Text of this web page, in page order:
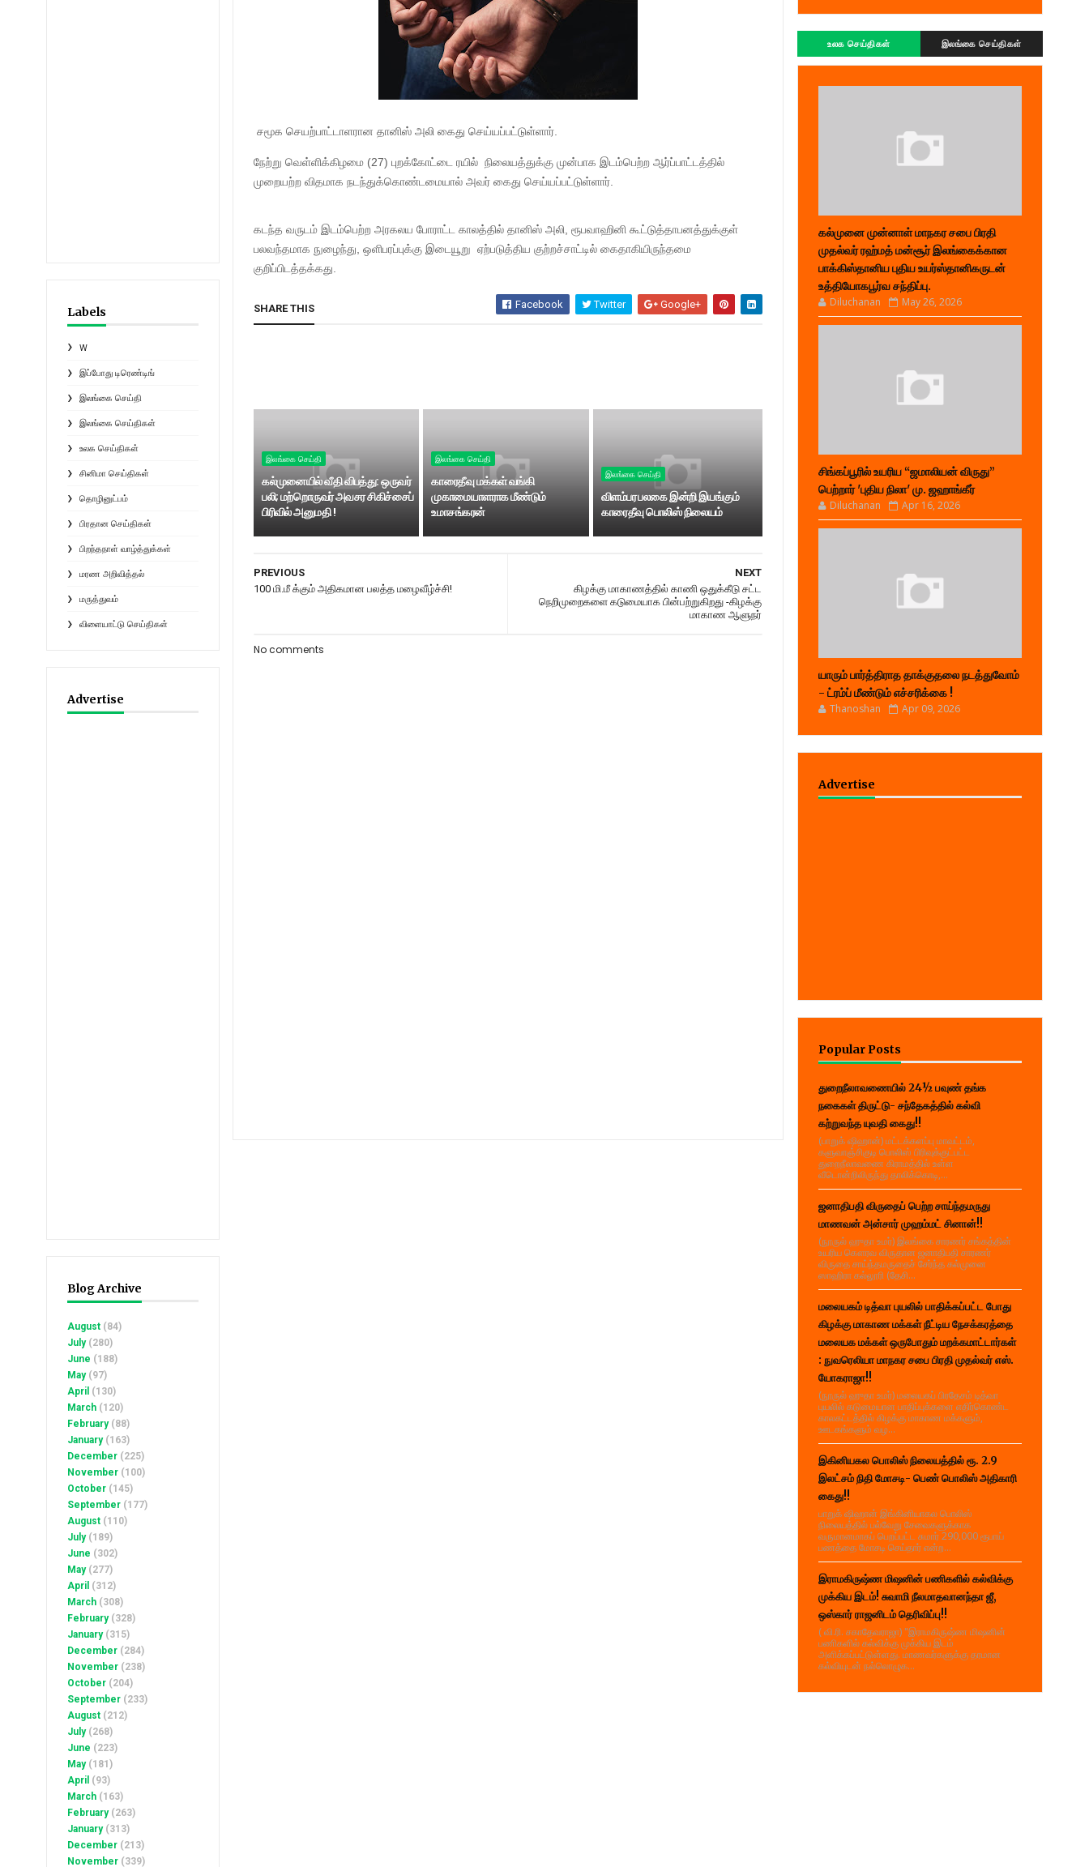
Labels
W
இப்போது டிரெண்டிங்
இலங்கை செய்தி
இலங்கை செய்திகள்
உலக செய்திகள்
சினிமா செய்திகள்
தொழினுட்பம்
பிரதான செய்திகள்
பிறந்தநாள் வாழ்த்துக்கள்
மரண அறிவித்தல்
மருத்துவம்
விளையாட்டு செய்திகள்
Advertise
Blog Archive
August (84)
July(280)
June (188)
May(97)
April (130)
March (120)
February(88)
January(163)
December (225)
November (100)
October (145)
September (177)
August (110)
July(189)
June (302)
May(277)
April (312)
March (308)
February(328)
January(315)
December (284)
November (238)
October (204)
September (233)
August (212)
July(268)
June (223)
May(181)
April (93)
March (163)
February(263)
January(313)
December (213)
November (339)
சமூக செயற்பாட்டாளரான தானிஸ் அலி கைது செய்யப்பட்டுள்ளார்.
நேற்று வெள்ளிக்கிழமை (27) புறக்கோட்டை ரயில் நிலையத்துக்கு முன்பாக இடம்பெற்ற ஆர்ப்பாட்டத்தில்
முறையற்ற விதமாக நடந்துக்கொண்டமையால் அவர் கைது செய்யப்பட்டுள்ளார்.
கடந்த வருடம் இடம்பெற்ற அரகலய போராட்ட காலத்தில் தானிஸ் அலி, ரூபவாஹினி கூட்டுத்தாபனத்துக்குள்
பலவந்தமாக நுழைந்து, ஒளிபரப்புக்கு இடையூறு ஏற்படுத்திய குற்றச்சாட்டில் கைதாகியிருந்தமை
குறிப்பிடத்தக்கது.
SHARE THIS Facebook Twitter Google+
இலங்கை செய்தி
கல்முனையில் வீதி விபத்து: ஒருவர்
பலி; மற்றொருவர் அவசர சிகிச்சைப்
பிரிவில் அனுமதி !
இலங்கை செய்தி
காரைதீவு மக்கள் வங்கி
முகாமையாளராக மீண்டும்
உமாசங்கரன்
இலங்கை செய்தி
விளம்பர பலகை இன்றி இயங்கும்
காரைதீவு பொலிஸ் நிலையம்
NEXT
கிழக்கு மாகாணத்தில் காணி ஒதுக்கீடு சட்ட
நெறிமுறைகளை கடுமையாக பின்பற்றுகிறது -கிழக்கு
மாகாண ஆளுநர்
PREVIOUS
100 மி.மீ க்கும் அதிகமான பலத்த மழைவீழ்ச்சி!
No comments
உலக செய்திகள் இலங்கை செய்திகள்
கல்முனை முன்னாள் மாநகர சபை பிரதி
முதல்வர் ரஹ்மத் மன்சூர் இலங்கைக்கான
பாக்கிஸ்தானிய புதிய உயர்ஸ்தானிகருடன்
உத்தியோகபூர்வ சந்திப்பு.
Diluchanan May 26, 2026
சிங்கப்பூரில் உயரிய “ஜமாலியன் விருது”
பெற்றார் 'புதிய நிலா' மு. ஜஹாங்கீர்
Diluchanan Apr 16, 2026
யாரும் பார்த்திராத தாக்குதலை நடத்துவோம்
- ட்ரம்ப் மீண்டும் எச்சரிக்கை !
Thanoshan Apr 09, 2026
Advertise
Popular Posts
துறைநீலாவணையில் 24½ பவுண் தங்க
நகைகள் திருட்டு- சந்தேகத்தில் கல்வி
கற்றுவந்த யுவதி கைது!!
(பாறுக் ஷிஹான்) மட்டக்களப்பு மாவட்டம்,
களுவாஞ்சிகுடி பொலிஸ் பிரிவுக்குட்பட்ட
துறைநீலாவணை கிராமத்தில் உள்ள
வீடொன்றிலிருந்து தாலிக்கொடி,...
ஜனாதிபதி விருதைப் பெற்ற சாய்ந்தமருது
மாணவன் அன்சார் முஹம்மட் சினான்!!
(நூருல் ஹுதா உமர்) இலங்கை சாரணர் சங்கத்தின்
உயரிய கௌரவ விருதான ஜனாதிபதி சாரணர்
விருதை சாய்ந்தமருதைச் சேர்ந்த கல்முனை
ஸாஹிரா கல்லூரி (தேசி...
மலையகம் டித்வா புயலில் பாதிக்கப்பட்ட போது
கிழக்கு மாகாண மக்கள் நீட்டிய நேசக்கரத்தை
மலையக மக்கள் ஒருபோதும் மறக்கமாட்டார்கள்
: நுவரெலியா மாநகர சபை பிரதி முதல்வர் எஸ்.
யோகராஜா!!
(நூருல் ஹுதா உமர்) மலையகப் பிரதேசம் டித்வா
புயலில் கடுமையான பாதிப்புக்களை எதிர்கொண்ட
காலகட்டத்தில் கிழக்கு மாகாண மக்களும்,
ஊடகங்களும் வழ...
இகினியகல பொலிஸ் நிலையத்தில் ரூ. 2.9
இலட்சம் நிதி மோசடி- பெண் பொலிஸ் அதிகாரி
கைது!!
பாறுக் ஷிஹான் இங்கினியாகல பொலிஸ்
நிலையத்தில் பல்வேறு சேவைகளுக்காக
வருமானமாகப் பெறப்பட்ட சுமார் 290,000 ரூபாய்
பணத்தை மோசடி செய்தார் என்ற...
இராமகிருஷ்ண மிஷனின் பணிகளில் கல்விக்கு
முக்கிய இடம்! சுவாமி நீலமாதவானந்தா ஜீ,
ஒஸ்கார் ராஜனிடம் தெரிவிப்பு!!
( வி.ரி. சகாதேவராஜா) "இராமகிருஷ்ண மிஷனின்
பணிகளில் கல்விக்கு முக்கிய இடம்
அளிக்கப்பட்டுள்ளது. மாணவர்களுக்கு தரமான
கல்வியுடன் நல்லொழுக...